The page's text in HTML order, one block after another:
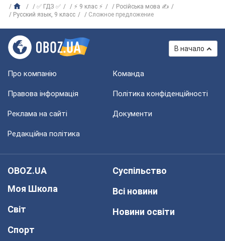
✅ ГДЗ ✅ ⚡ 9 клас ⚡
Російська мова ✍
Русский язык, 9 класс
Сложное предложение
В начало
Про компанію Команда
Правова інформація Політика конфіденційності
Реклама на сайті Документи
Редакційна політика
OBOZ.UA
Моя Школа
Світ
Спорт
Суспільство
Всі новини
Новини освіти